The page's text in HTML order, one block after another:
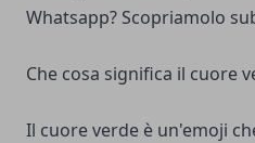
Whatsapp? Scopriamolo
Che cosa significa il cuore
Il cuore verde è un'emoji